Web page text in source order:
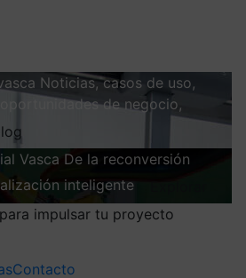
Noticias, casos de uso,
de negocio,
Vasca De la reconversión
inteligente
impulsar tu proyecto
Contacto